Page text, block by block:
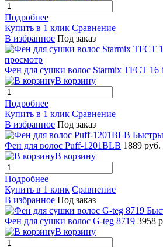
Подробнее
Купить в 1 клик Сравнение
В избранное Под заказ
просмотр
Фен для сушки волос Starmix TFCT 16
В корзину
Подробнее
Купить в 1 клик Сравнение
В избранное Под заказ
Фен для волос Puff-1201BLB 1889 руб.
В корзину
Подробнее
Купить в 1 клик Сравнение
В избранное Под заказ
Фен для сушки волос G-teg 8719 3958
В корзину